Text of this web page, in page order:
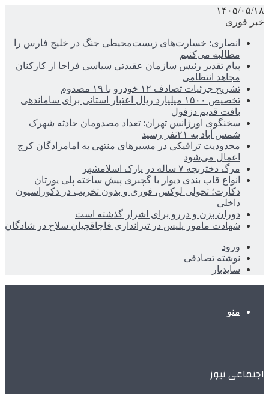
۱۴۰۵/۰۵/۱۸
خبر فوری
انصاری: خسارت‌های زیست‌محیطی جنگ در خلیج فارس را
مطالبه‌ می‌کنیم
پیام تقدیر رئیس سازمان عقیدتی سیاسی فراجا از کارکنان
مجاهد انتظامی
تشریح جزئیات تصادف ۱۲ خودرو با ۱۹ مصدوم
تخصیص ۱۵۰۰ میلیارد ریال اعتبار استانی برای ساماندهی
بافت قدیم دزفول
سخنگوی اورژانس تهران: تعداد مصدومان حادثه شهرک
شمس آباد به ۲۱نفر رسید
محدودیت ترافیکی در مسیرهای منتهی به امامزادگان کرج
اعمال می‌شود
مرگ دختربچه ۷ ساله در پارک اسلامشهر
انواع قاب بندی دیوار با گچبری پیش ساخته پلی یورتان
دکارت؛ تحولی لوکس، فوری و بدون تخریب در دکوراسیون
داخلی
دوران بزن و دررو برای اشرار گذشته است
شهادت مامور پلیس در تیراندازی قاچاقچیان سلاح در شادگان
ورود
نوشته تصادفی
سایدبار
منو
اجتماعی نیوز